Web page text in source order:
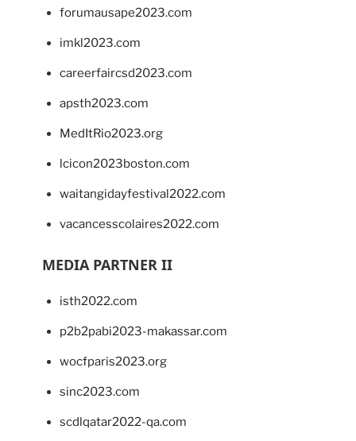
forumausape2023.com
imkl2023.com
careerfaircsd2023.com
apsth2023.com
MedItRio2023.org
lcicon2023boston.com
waitangidayfestival2022.com
vacancesscolaires2022.com
MEDIA PARTNER II
isth2022.com
p2b2pabi2023-makassar.com
wocfparis2023.org
sinc2023.com
scdlqatar2022-qa.com